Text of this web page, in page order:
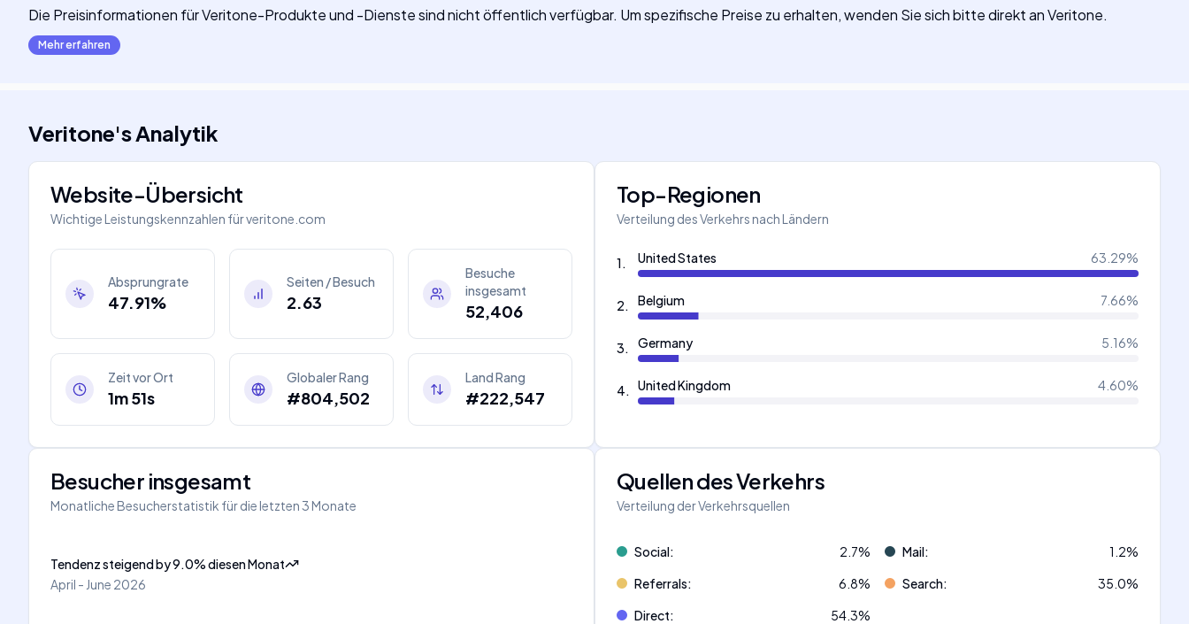
Die Preisinformationen für Veritone-Produkte und -Dienste sind nicht öffentlich verfügbar. Um spezifische Preise zu erhalten, wenden Sie sich bitte direkt an Veritone.
Mehr erfahren
Veritone'sAnalytik
Website-Übersicht
Wichtige Leistungskennzahlen fürveritone.com
Absprungrate
47.91%
Seiten / Besuch
2.63
Besuche
insgesamt
52,406
Zeit vor Ort
1m 51s
Globaler Rang
#804,502
Land Rang
#222,547
Top-Regionen
Verteilung des Verkehrs nach Ländern
1. United States 63.29%
2. Belgium 7.66%
3. Germany 5.16%
4. United Kingdom 4.60%
Besucher insgesamt
Monatliche Besucherstatistik für die letzten 3 Monate
Tendenz steigendby9.0%diesen Monat
April - June 2026
Quellen des Verkehrs
Verteilung der Verkehrsquellen
Social: 2.7% Mail: 1.2%
Referrals: 6.8% Search: 35.0%
Direct: 54.3%